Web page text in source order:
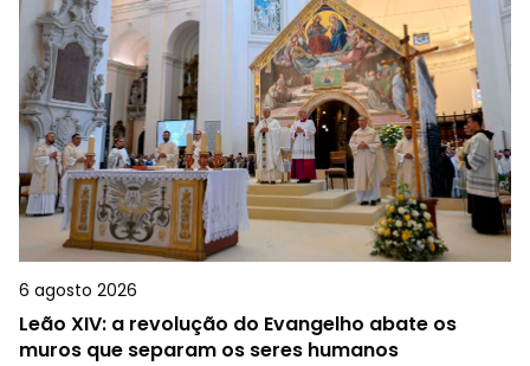
6 agosto 2026
Leão XIV: a revolução do Evangelho abate os
muros que separam os seres humanos